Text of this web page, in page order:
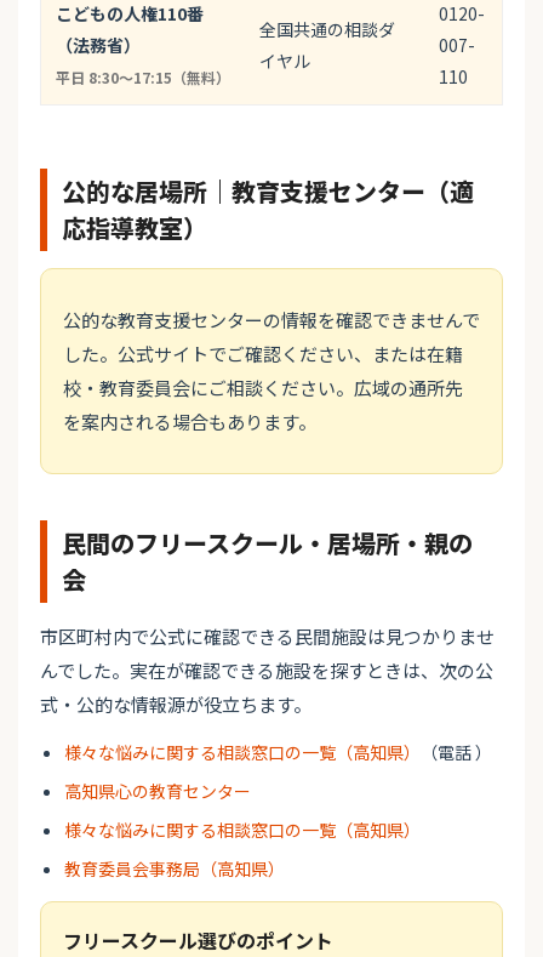
こどもの人権110番
（法務省）
平日 8:30〜17:15（無料）
全国共通の相談ダ
イヤル
0120-
007-
110
公的な居場所｜教育支援センター（適
応指導教室）
公的な教育支援センターの情報を確認できませんで
した。公式サイトでご確認ください、または在籍
校・教育委員会にご相談ください。広域の通所先
を案内される場合もあります。
民間のフリースクール・居場所・親の
会
市区町村内で公式に確認できる民間施設は見つかりませ
んでした。実在が確認できる施設を探すときは、次の公
式・公的な情報源が役立ちます。
様々な悩みに関する相談窓口の一覧（高知県）
（電話 ）
高知県心の教育センター
様々な悩みに関する相談窓口の一覧（高知県）
教育委員会事務局（高知県）
フリースクール選びのポイント